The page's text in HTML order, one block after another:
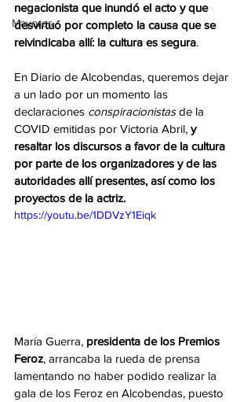
Mayores
negacionista que inundó el acto y que
desvirtuó por completo la causa que se
reivindicaba allí: la cultura es segura.
En Diario de Alcobendas, queremos dejar
a un lado por un momento las
declaraciones conspiracionistas de la
COVID emitidas por Victoria Abril, y
resaltar los discursos a favor de la cultura
por parte de los organizadores y de las
autoridades allí presentes, así como los
proyectos de la actriz.
https://youtu.be/1DDVzY1Eiqk
María Guerra, presidenta de los Premios
Feroz, arrancaba la rueda de prensa
lamentando no haber podido realizar la
gala de los Feroz en Alcobendas, puesto